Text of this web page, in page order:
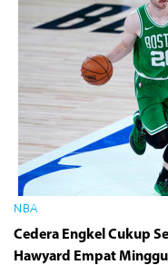
NBA
Cedera Engkel Cukup
Hawyard Empat Minggu